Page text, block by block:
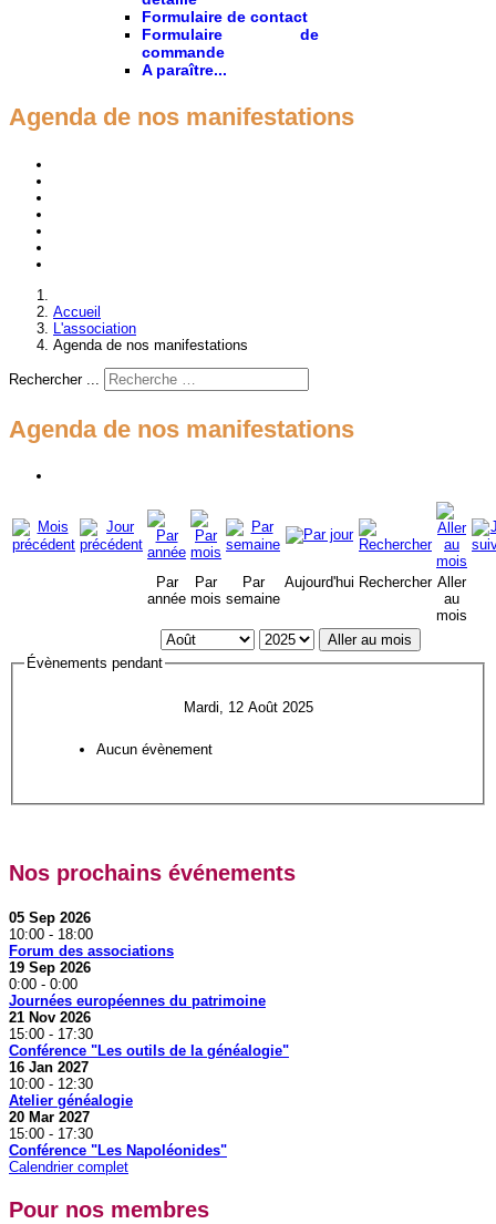
Formulaire de contact
Formulaire de
commande
A paraître...
Agenda de nos manifestations
Accueil
L'association
Agenda de nos manifestations
Rechercher ...
Agenda de nos manifestations
Par
année
Par
mois
Par
semaine
Aujourd'hui Rechercher Aller
au
mois
Aller au mois
Évènements pendant
Mardi, 12 Août 2025
Aucun évènement
Nos prochains événements
05 Sep 2026
10:00 - 18:00
Forum des associations
19 Sep 2026
0:00 - 0:00
Journées européennes du patrimoine
21 Nov 2026
15:00 - 17:30
Conférence "Les outils de la généalogie"
16 Jan 2027
10:00 - 12:30
Atelier généalogie
20 Mar 2027
15:00 - 17:30
Conférence "Les Napoléonides"
Calendrier complet
Pour nos membres